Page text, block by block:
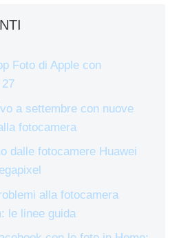
Foto di Apple con
a settembre con nuove
fotocamera
dalle fotocamere Huawei
alla fotocamera
le linee guida